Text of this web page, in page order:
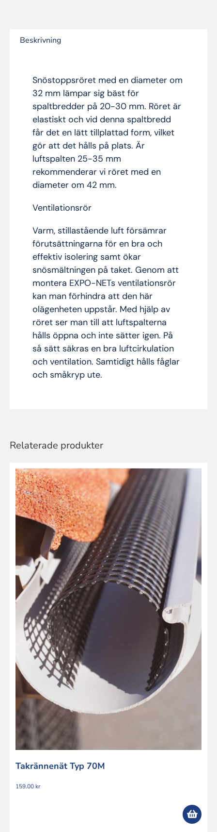
Beskrivning
Snöstoppsröret med en diameter om
32 mm lämpar sig bäst för
spaltbredder på 20-30 mm. Röret är
elastiskt och vid denna spaltbredd
får det en lätt tillplattad form, vilket
gör att det hålls på plats. Är
luftspalten 25-35 mm
rekommenderar vi röret med en
diameter om 42 mm.
Ventilationsrör
Varm, stillastående luft försämrar
förutsättningarna för en bra och
effektiv isolering samt ökar
snösmältningen på taket. Genom att
montera EXPO-NETs ventilationsrör
kan man förhindra att den här
olägenheten uppstår. Med hjälp av
röret ser man till att luftspalterna
hålls öppna och inte sätter igen. På
så sätt säkras en bra luftcirkulation
och ventilation. Samtidigt hålls fåglar
och småkryp ute.
Relaterade produkter
Takrännenät Typ 70M
159.00 kr